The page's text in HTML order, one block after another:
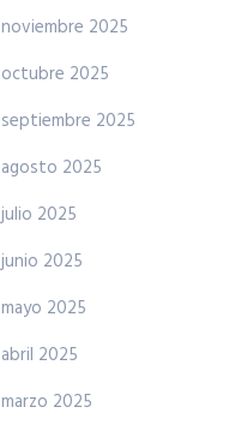
noviembre 2025
octubre 2025
septiembre 2025
agosto 2025
julio 2025
junio 2025
mayo 2025
abril 2025
marzo 2025